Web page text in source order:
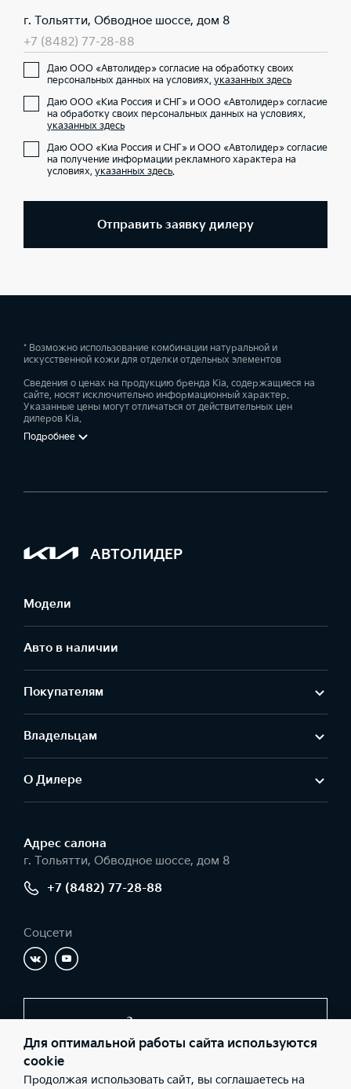
г. Тольятти, Обводное шоссе, дом 8
+7 (8482) 77-28-88
Даю ООО «Автолидер» согласие на обработку своих
персональных данных на условиях, указанных здесь
Даю ООО «Киа Россия и СНГ» и ООО «Автолидер» согласие
на обработку своих персональных данных на условиях,
указанных здесь
Даю ООО «Киа Россия и СНГ» и ООО «Автолидер» согласие
на получение информации рекламного характера на
условиях, указанных здесь.
Отправить заявку дилеру
* Возможно использование комбинации натуральной и
искусственной кожи для отделки отдельных элементов
Сведения о ценах на продукцию бренда Kia, содержащиеся на
сайте, носят исключительно информационный характер.
Указанные цены могут отличаться от действительных цен
дилеров Kia.
Подробнее
АВТОЛИДЕР
Модели
Авто в наличии
Покупателям
Владельцам
О Дилере
Адрес салонa
г. Тольятти, Обводное шоссе, дом 8
+7 (8482) 77-28-88
Соцсети
Заказать звонок
© 2026 Юридические лица ООО «Автолидер» (Фактический
Для оптимальной работы сайта используются
cookie
Продолжая использовать сайт, вы соглашаетесь на